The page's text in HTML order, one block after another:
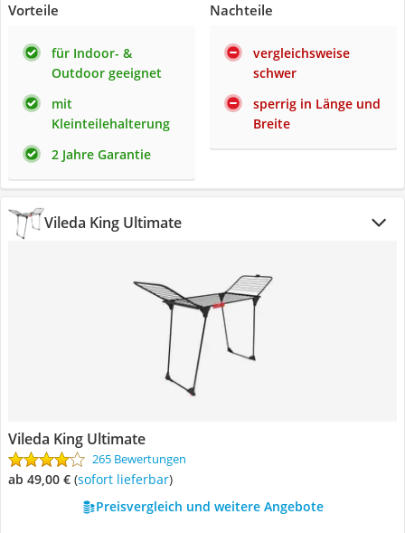
Vorteile
für Indoor- &
Outdoor geeignet
mit
Kleinteilehalterung
2 Jahre Garantie
Nachteile
vergleichsweise
schwer
sperrig in Länge und
Breite
Vileda King Ultimate
Vileda King Ultimate
265 Bewertungen
ab 49,00 € ( Sofort lieferbar)
Preisvergleich und weitere Angebote